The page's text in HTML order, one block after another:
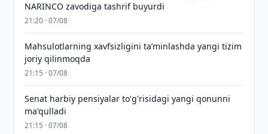
NARINCO zavodiga tashrif buyurdi
21:20 · 07/08
Mahsulotlarning xavfsizligini taʼminlashda yangi tizim
joriy qilinmoqda
21:15 · 07/08
Senat harbiy pensiyalar to'g'risidagi yangi qonunni
ma'qulladi
21:15 · 07/08